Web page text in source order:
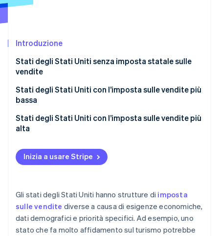
Costituzione di start-up
Climate
Rimozione del carbonio
Verifica online dell'identità
Stripe Sessions 2026
Scopri come Stripe sta costruendo l'infrastruttura
Guarda ora
Introduzione
Stati degli Stati Uniti senza imposta statale sulle
vendite
Stati degli Stati Uniti con l’imposta sulle vendite più
bassa
Stati degli Stati Uniti con l’imposta sulle vendite più
alta
Inizia a usare Stripe
Gli stati degli Stati Uniti hanno strutture di imposta
sulle vendite diverse a causa di esigenze economiche,
dati demografici e priorità specifici. Ad esempio, uno
stato che fa molto affidamento sul turismo potrebbe